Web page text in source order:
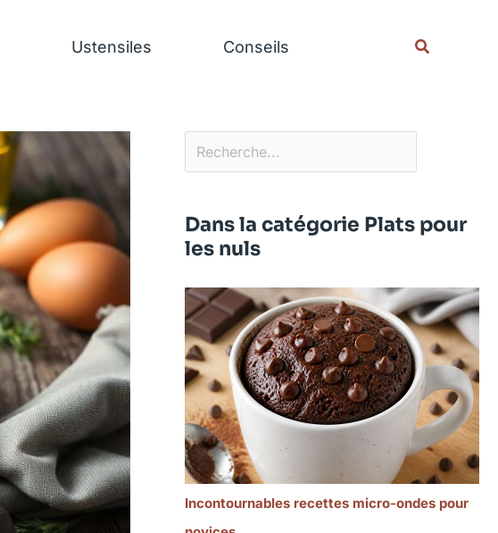
Ustensiles Conseils
Dans la catégorie Plats pour
les nuls
Incontournables recettes micro-ondes pour